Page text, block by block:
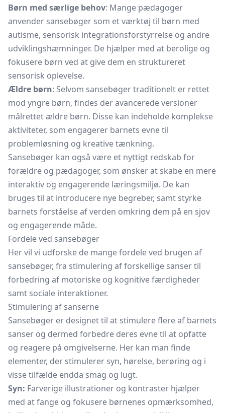
Børn med særlige behov: Mange pædagoger
anvender sansebøger som et værktøj til børn med
autisme, sensorisk integrationsforstyrrelse og andre
udviklingshæmninger. De hjælper med at berolige og
fokusere børn ved at give dem en struktureret
sensorisk oplevelse.
Ældre børn: Selvom sansebøger traditionelt er rettet
mod yngre børn, findes der avancerede versioner
målrettet ældre børn. Disse kan indeholde komplekse
aktiviteter, som engagerer barnets evne til
problemløsning og kreative tænkning.
Sansebøger kan også være et nyttigt redskab for
forældre og pædagoger, som ønsker at skabe en mere
interaktiv og engagerende læringsmiljø. De kan
bruges til at introducere nye begreber, samt styrke
barnets forståelse af verden omkring dem på en sjov
og engagerende måde.
Fordele ved sansebøger
Her vil vi udforske de mange fordele ved brugen af
sansebøger, fra stimulering af forskellige sanser til
forbedring af motoriske og kognitive færdigheder
samt sociale interaktioner.
Stimulering af sanserne
Sansebøger er designet til at stimulere flere af barnets
sanser og dermed forbedre deres evne til at opfatte
og reagere på omgivelserne. Her kan man finde
elementer, der stimulerer syn, hørelse, berøring og i
visse tilfælde endda smag og lugt.
Syn: Farverige illustrationer og kontraster hjælper
med at fange og fokusere børnenes opmærksomhed,